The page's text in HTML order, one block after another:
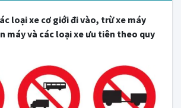
loại xe cơ giới đi vào, trừ xe máy
máy và các loại xe ưu tiên theo quy